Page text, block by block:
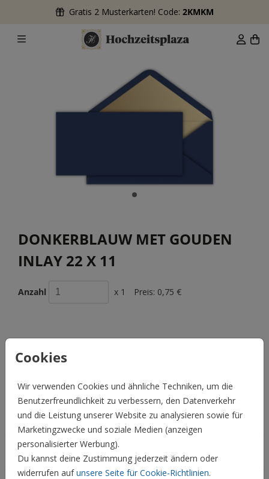
Gratis 2 Musterkarten! Code: 2KMKM
Cookies
Wir verwenden Cookies und ähnliche Techniken, um die
Benutzerfreundlichkeit zu verbessern, den Datenverkehr
und die Leistung unserer Website zu analysieren sowie für
Marketingzwecke und soziale Medien (anzeigen
personalisierter Werbung).
Du kannst deine Zustimmung jederzeit ändern oder
widerrufen aufunsere Seite für Cookie-Richtlinien.
DONKERBLAUW MET GOUDEN
INLAY 22 X 11
Anzahl x 1 Preis: 0,75 €
BESCHREIBUNG
Donkerblauw met gouden inlay 22 x 11
Preis:0,75 €
Hochzeit
Familie & Feiertage